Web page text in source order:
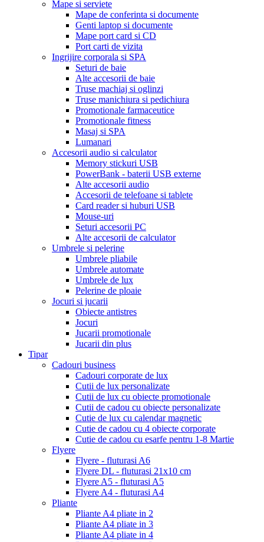
Mape si serviete
Mape de conferinta si documente
Genti laptop si documente
Mape port card si CD
Port carti de vizita
Ingrijire corporala si SPA
Seturi de baie
Alte accesorii de baie
Truse machiaj si oglinzi
Truse manichiura si pedichiura
Promotionale farmaceutice
Promotionale fitness
Masaj si SPA
Lumanari
Accesorii audio si calculator
Memory stickuri USB
PowerBank - baterii USB externe
Alte accesorii audio
Accesorii de telefoane si tablete
Card reader si huburi USB
Mouse-uri
Seturi accesorii PC
Alte accesorii de calculator
Umbrele si pelerine
Umbrele pliabile
Umbrele automate
Umbrele de lux
Pelerine de ploaie
Jocuri si jucarii
Obiecte antistres
Jocuri
Jucarii promotionale
Jucarii din plus
Tipar
Cadouri business
Cadouri corporate de lux
Cutii de lux personalizate
Cutii de lux cu obiecte promotionale
Cutii de cadou cu obiecte personalizate
Cutie de lux cu calendar magnetic
Cutie de cadou cu 4 obiecte corporate
Cutie de cadou cu esarfe pentru 1-8 Martie
Flyere
Flyere - fluturasi A6
Flyere DL - fluturasi 21x10 cm
Flyere A5 - fluturasi A5
Flyere A4 - fluturasi A4
Pliante
Pliante A4 pliate in 2
Pliante A4 pliate in 3
Pliante A4 pliate in 4